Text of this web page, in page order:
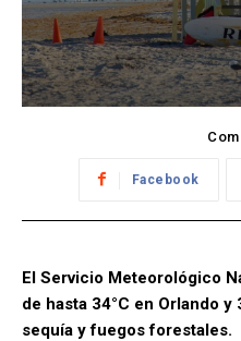
Facebook
El Servicio Meteorológico
de hasta 34°C en Orlando
sequía y fuegos forestales.